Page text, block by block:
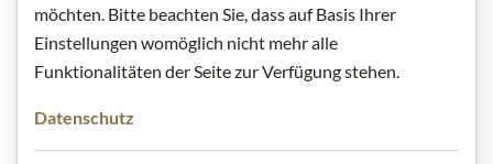
Nejlepší z našeho sortimentu
möchten. Bitte beachten Sie, dass auf Basis Ihrer
Einstellungen womöglich nicht mehr alle
Funktionalitäten der Seite zur Verfügung stehen.
Datenschutz